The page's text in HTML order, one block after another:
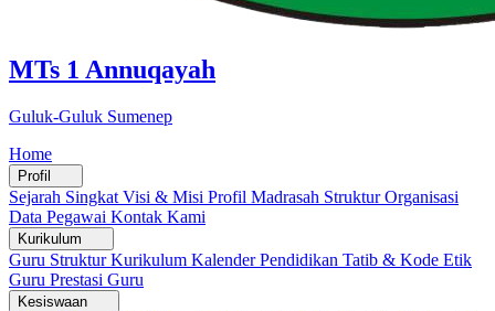
MTs 1 Annuqayah
Guluk-Guluk Sumenep
Home
Profil
Sejarah Singkat Visi & Misi Profil Madrasah Struktur Organisasi
Data Pegawai Kontak Kami
Kurikulum
Guru Struktur Kurikulum Kalender Pendidikan Tatib & Kode Etik
Guru Prestasi Guru
Kesiswaan